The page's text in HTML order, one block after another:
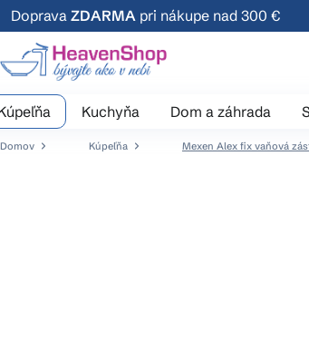
Prejsť
na
obsah
Doprava ZDARMA pri nákupe nad 300 €
Kuchyňa Dom a záhrada
Domov Kúpeľňa Mexen Alex fix vaňová